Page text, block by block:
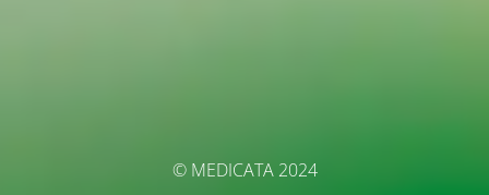
© MEDICATA 2024